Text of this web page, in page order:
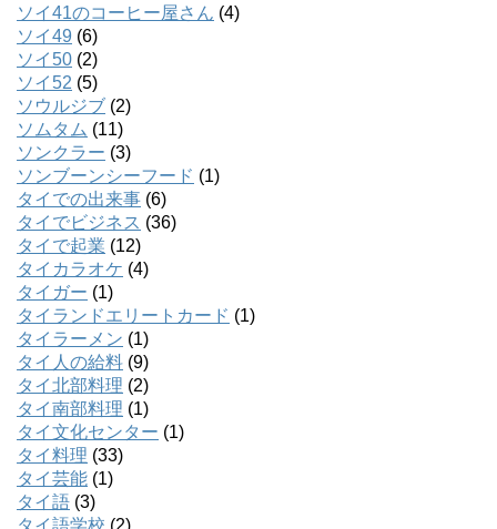
ソイ41のコーヒー屋さん (4)
ソイ49 (6)
ソイ50 (2)
ソイ52 (5)
ソウルジブ (2)
ソムタム (11)
ソンクラー (3)
ソンブーンシーフード (1)
タイでの出来事 (6)
タイでビジネス (36)
タイで起業 (12)
タイカラオケ (4)
タイガー (1)
タイランドエリートカード (1)
タイラーメン (1)
タイ人の給料 (9)
タイ北部料理 (2)
タイ南部料理 (1)
タイ文化センター (1)
タイ料理 (33)
タイ芸能 (1)
タイ語 (3)
タイ語学校 (2)